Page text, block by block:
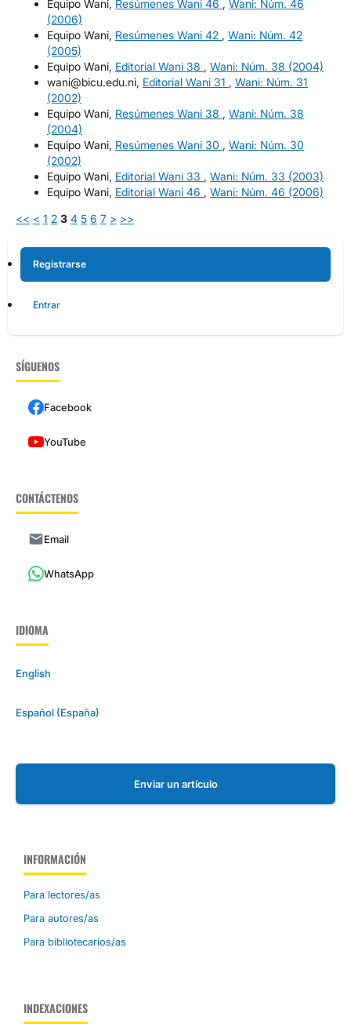
Equipo Wani, Resúmenes Wani 46 , Wani: Núm. 46
(2006)
Equipo Wani, Resúmenes Wani 42 , Wani: Núm. 42
(2005)
Equipo Wani, Editorial Wani 38 , Wani: Núm. 38 (2004)
wani@bicu.edu.ni, Editorial Wani 31 , Wani: Núm. 31
(2002)
Equipo Wani, Resúmenes Wani 38 , Wani: Núm. 38
(2004)
Equipo Wani, Resúmenes Wani 30 , Wani: Núm. 30
(2002)
Equipo Wani, Editorial Wani 33 , Wani: Núm. 33 (2003)
Equipo Wani, Editorial Wani 46 , Wani: Núm. 46 (2006)
<< < 1 2 3 4 5 6 7 > >>
Registrarse
Entrar
SÍGUENOS
Facebook
YouTube
CONTÁCTENOS
Email
WhatsApp
IDIOMA
English
Español (España)
Enviar un artículo
INFORMACIÓN
Para lectores/as
Para autores/as
Para bibliotecarios/as
INDEXACIONES